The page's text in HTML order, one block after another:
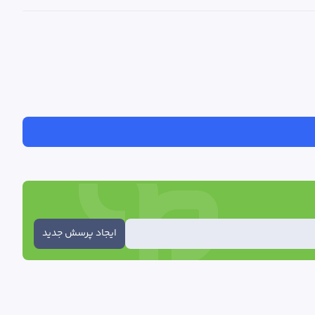
ایجاد پرسش جدید